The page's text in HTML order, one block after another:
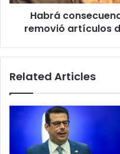
Habrá
removió artículos
Related Articles